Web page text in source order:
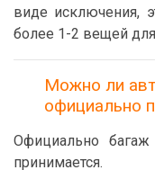
виде исключения,
более 1-2 вещей
Можно ли
официально
Официально
принимается.